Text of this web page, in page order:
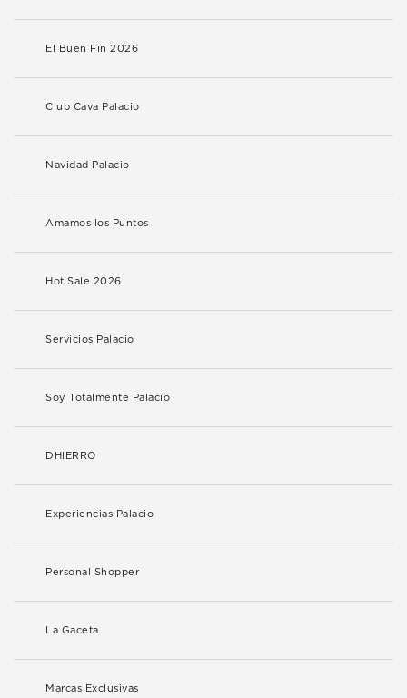
El Buen Fin 2026
Club Cava Palacio
Navidad Palacio
Amamos los Puntos
Hot Sale 2026
Servicios Palacio
Soy Totalmente Palacio
DHIERRO
Experiencias Palacio
Personal Shopper
La Gaceta
Marcas Exclusivas